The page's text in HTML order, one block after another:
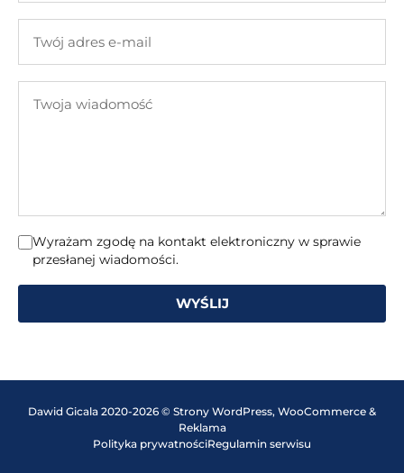
adres
mail
wiadomość
Wyrażam zgodę na kontakt elektroniczny w sprawie
przesłanej wiadomości.
WYŚLIJ
Dawid Gicala 2020-2026 © Strony WordPress, WooCommerce &
Reklama
Polityka prywatnościRegulamin serwisu